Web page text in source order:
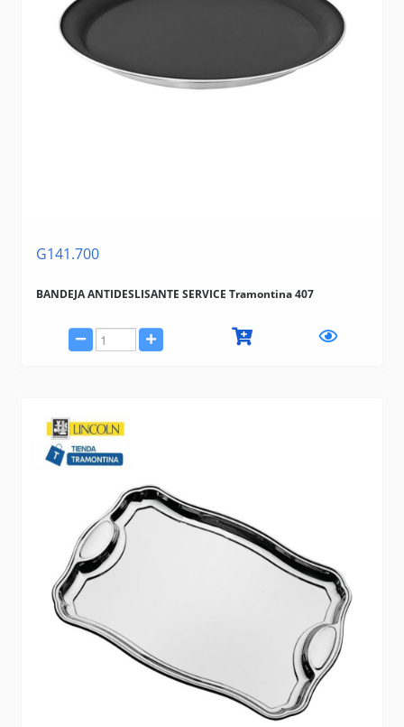
G141.700
BANDEJA ANTIDESLISANTE SERVICE Tramontina 407